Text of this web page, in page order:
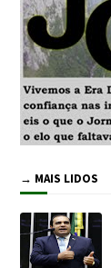
→ MAIS LIDOS